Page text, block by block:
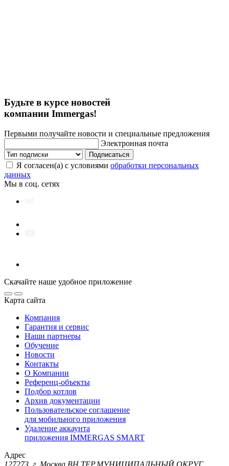
Будьте в курсе новостей
компании Immergas!
Первыми получайте новости и специальные предложения
Электронная почта
Подписаться
Я согласен(а) с условиями обработки персональных
данных
Мы в соц. сетях
Скачайте наше удобное приложение
Карта сайта
Компания
Гарантия и сервис
Наши партнеры
Обучение
Новости
Контакты
О Компании
Референц-объекты
Подбор котлов
Архив документации
Пользовательское соглашение
для мобильного приложения
Удаление аккаунта
приложения IMMERGAS SMART
Адрес
127273, г. Москва ВН.ТЕР.МУНИЦИПАЛЬНЫЙ ОКРУГ